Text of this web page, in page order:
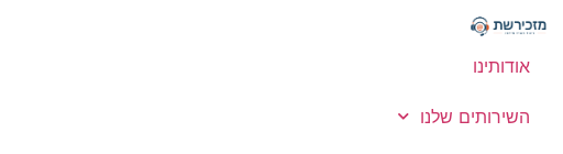
אודותינו
השירותים שלנו